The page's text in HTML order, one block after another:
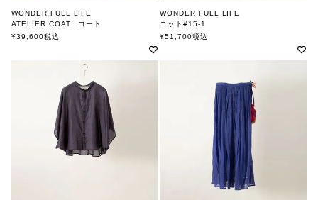
WONDER FULL LIFE
ATELIER COAT コート
ワンダフルライフ
¥39,600税込
WONDER FULL LIFE
ニット#15-1
ワンダフルライフ
¥51,700税込